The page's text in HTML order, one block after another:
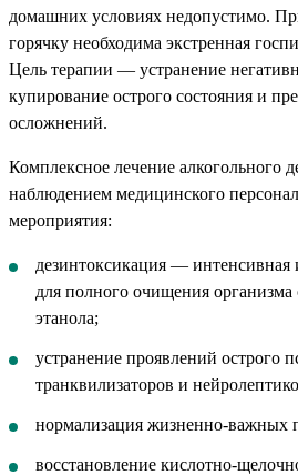
домашних условиях недопустимо.
горячку необходима экстренная
Цель терапии — устранение
купирование острого состояния и
осложнений.
Комплексное лечение алкогольного
наблюдением медицинского
мероприятия:
дезинтоксикация — интенсивная
для полного очищения организма
этанола;
устранение проявлений острого
транквилизаторов и
нормализация жизненно-важных
восстановление кислотно-